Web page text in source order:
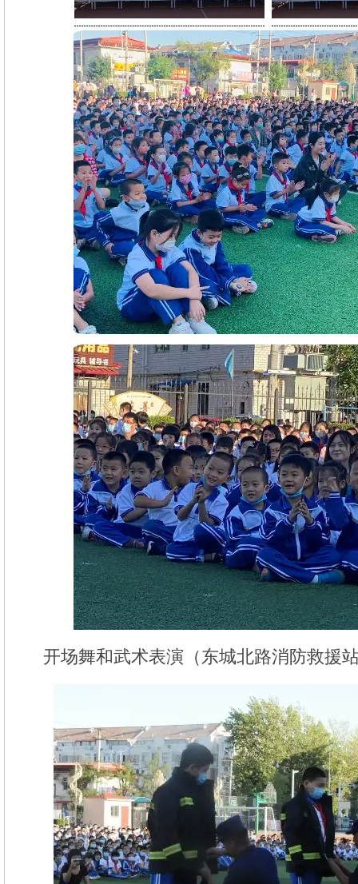
开场舞和武术表演（东城北路消防救援